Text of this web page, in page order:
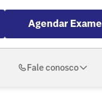
Agendar Exame
Fale conosco